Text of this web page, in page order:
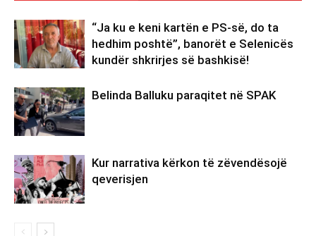
“Ja ku e keni kartën e PS-së, do ta
hedhim poshtë”, banorët e Selenicës
kundër shkrirjes së bashkisë!
Belinda Balluku paraqitet në SPAK
Kur narrativa kërkon të zëvendësojë
qeverisjen